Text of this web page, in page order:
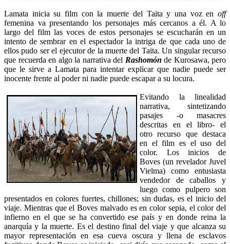
Lamata inicia su film con la muerte del Taita y una voz en off
femenina va presentando los personajes más cercanos a él. A lo
largo del film las voces de estos personajes se escucharán en un
intento de sembrar en el espectador la intriga de que cada uno de
ellos pudo ser el ejecutor de la muerte del Taita. Un singular recurso
que recuerda en algo la narrativa del Rashomón de Kurosawa, pero
que le sirve a Lamata para intentar explicar que nadie puede ser
inocente frente al poder ni nadie puede escapar a su locura.
Evitando la linealidad
narrativa, sintetizando
pasajes -o masacres
descritas en el libro- el
otro recurso que destaca
en el film es el uso del
color. Los inicios de
Boves (un revelador Juvel
Vielma) como entusiasta
vendedor de caballos y
luego como pulpero son
presentados en colores fuertes, chillones; sin dudas, es el inicio del
viaje. Mientras que el Boves malvado es en color sepia, el color del
infierno en el que se ha convertido ese país y en donde reina la
anarquía y la muerte. Es el destino final del viaje y que alcanza su
mayor representación en esa cueva oscura y llena de esclavos